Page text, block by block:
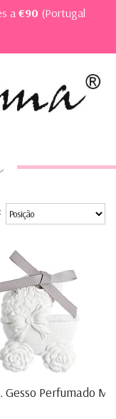
a€90 (Portugal
Gesso Perfumado